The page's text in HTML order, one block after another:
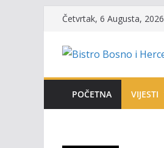
content
Četvrtak, 6 Augusta, 2026
POČETNA VIJESTI